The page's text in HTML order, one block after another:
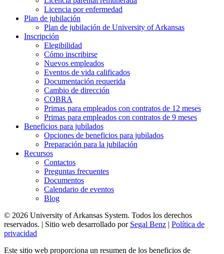
Licencia por enfermedad
Plan de jubilación
Plan de jubilación de University of Arkansas
Inscripción
Elegibilidad
Cómo inscribirse
Nuevos empleados
Eventos de vida calificados
Documentación requerida
Cambio de dirección
COBRA
Primas para empleados con contratos de 12 meses
Primas para empleados con contratos de 9 meses
Beneficios para jubilados
Opciones de beneficios para jubilados
Preparación para la jubilación
Recursos
Contactos
Preguntas frecuentes
Documentos
Calendario de eventos
Blog
© 2026 University of Arkansas System. Todos los derechos
reservados. | Sitio web desarrollado por Segal Benz | Política de
privacidad
Este sitio web proporciona un resumen de los beneficios de